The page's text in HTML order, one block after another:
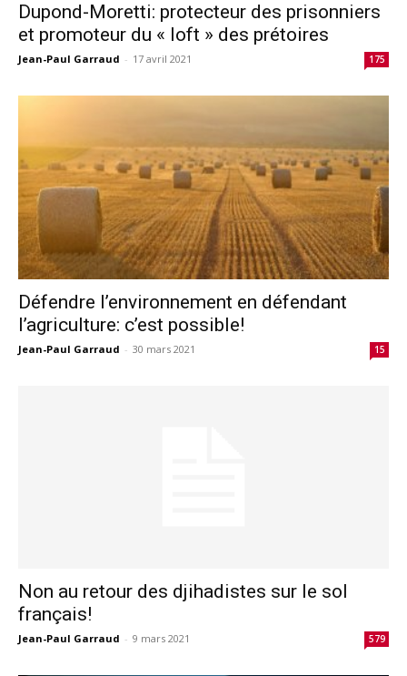
Dupond-Moretti: protecteur des prisonniers
et promoteur du « loft » des prétoires
Jean-Paul Garraud - 17 avril 2021 175
Défendre l’environnement en défendant
l’agriculture: c’est possible!
Jean-Paul Garraud - 30 mars 2021 15
Non au retour des djihadistes sur le sol
français!
Jean-Paul Garraud - 9 mars 2021 579